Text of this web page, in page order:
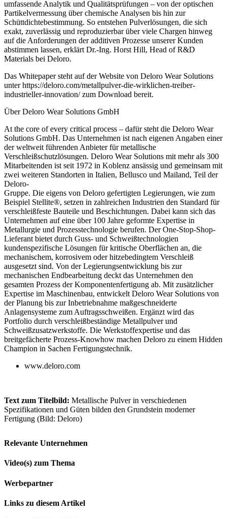
umfassende Analytik und Qualitätsprüfungen – von der optischen
Partikelvermessung über chemische Analysen bis hin zur
Schüttdichtebestimmung. So entstehen Pulverlösungen, die sich
exakt, zuverlässig und reproduzierbar über viele Chargen hinweg
auf die Anforderungen der additiven Prozesse unserer Kunden
abstimmen lassen, erklärt Dr.-Ing. Horst Hill, Head of R&D
Materials bei Deloro.
Das Whitepaper steht auf der Website von Deloro Wear Solutions
unterhttps://deloro.com/metallpulver-die-wirklichen-treiber-
industrieller-innovation/zum Download bereit.
Über Deloro Wear Solutions GmbH
At the core of every critical process – dafür steht die Deloro Wear
Solutions GmbH. Das Unternehmen ist nach eigenen Angaben einer
der weltweit führenden Anbieter für metallische
Verschleißschutzlösungen. Deloro Wear Solutions mit mehr als 300
Mitarbeitenden ist seit 1972 in Koblenz ansässig und gemeinsam mit
zwei weiteren Standorten in Italien, Bellusco und Mailand, Teil der
Deloro-
Gruppe. Die eigens von Deloro ­gefertigten Legierungen, wie zum
Beispiel Stellite®, setzen in zahlreichen Industrien den Standard für
verschleißfeste Bauteile und Beschichtungen. Dabei kann sich das
Unternehmen auf eine über 100 Jahre geformte Expertise in
Metallurgie und Prozesstechnologie berufen. Der One-Stop-Shop-
Lieferant bietet durch Guss- und Schweißtechnologien
kundenspezifische Lösungen für kritische Oberflächen an, die
mechanischem, korrosivem oder hitzebedingtem Verschleiß
ausgesetzt sind. Von der Legierungsentwicklung bis zur
mechanischen Endbearbeitung deckt das Unternehmen den
gesamten Prozess der Komponentenfertigung ab. Mit zusätzlicher
Expertise im Maschinenbau, entwickelt Deloro Wear Solutions von
der Planung bis zur Inbetriebnahme maßgeschneiderte
Anlagensysteme zum Auftragsschweißen. Ergänzt wird das
Portfolio durch verschleißbeständige Metall­pulver und
Schweißzusatzwerkstoffe. Die Werkstoffexpertise und das
breitgefächerte Prozess-Knowhow machen Deloro zu einem Hidden
Champion in Sachen Fertigungstechnik.
www.deloro.com
Text zum Titelbild: Metallische Pulver in verschiedenen
Spezifikationen und Güten bilden den Grundstein moderner
Fertigung (Bild: Deloro)
Relevante Unternehmen
Video(s) zum Thema
Werbepartner
Links zu diesem Artikel